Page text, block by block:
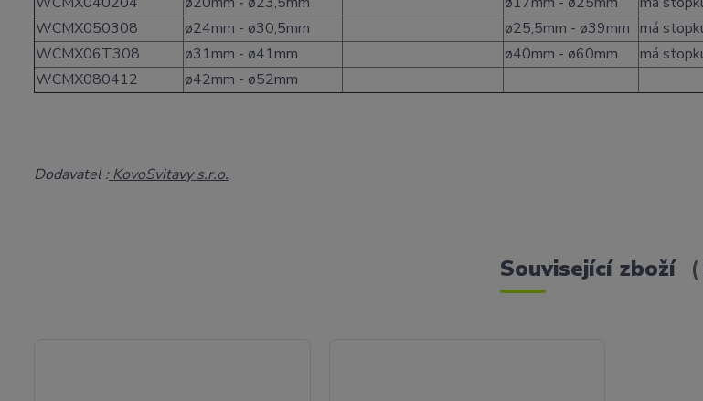
WCMX050308
ø24mm - ø30,5mm ø25,5mm - ø39mm má
WCMX06T308
ø31mm - ø41mm ø40mm - ø60mm
má
WCMX080412
ø42mm - ø52mm
Dodavatel :KovoSvitavy s.r.o.
Související zboží